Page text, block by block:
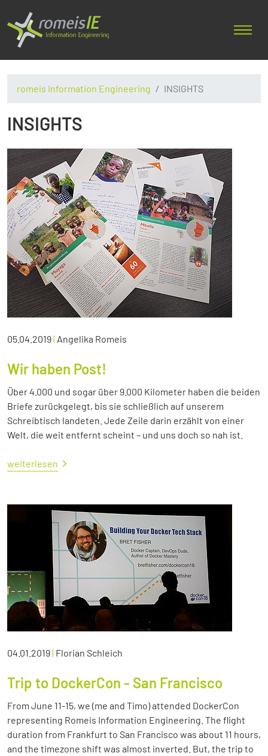
romeis Information Engineering INSIGHTS
INSIGHTS
05.04.2019| Angelika Romeis
Wir haben Post!
Über 4.000 und sogar über 9.000 Kilometer haben die beiden
Briefe zurückgelegt, bis sie schließlich auf unserem
Schreibtisch landeten. Jede Zeile darin erzählt von einer
Welt, die weit entfernt scheint – und uns doch so nah ist.
weiterlesen
04.01.2019| Florian Schleich
Trip to DockerCon - San Francisco
From June 11-15, we (me and Timo) attended DockerCon
representing Romeis Information Engineering. The flight
duration from Frankfurt to San Francisco was about 11 hours,
and the timezone shift was almost inverted. But, the trip to